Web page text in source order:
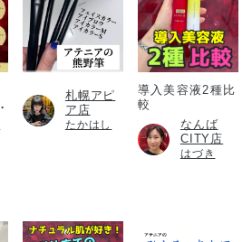
札幌アピ
ア店
たかはし
導入美容液2種比
較
なんば
CITY店
はづき